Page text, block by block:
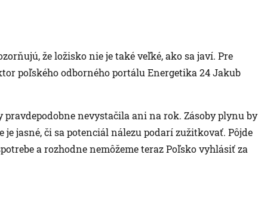
že ložisko nie je také veľké, ako sa javí. Pre
poľského odborného portálu Energetika 24 Jakub
pravdepodobne nevystačila ani na rok. Zásoby plynu by
jasné, či sa potenciál nálezu podarí zužitkovať. Pôjde
a rozhodne nemôžeme teraz Poľsko vyhlásiť za